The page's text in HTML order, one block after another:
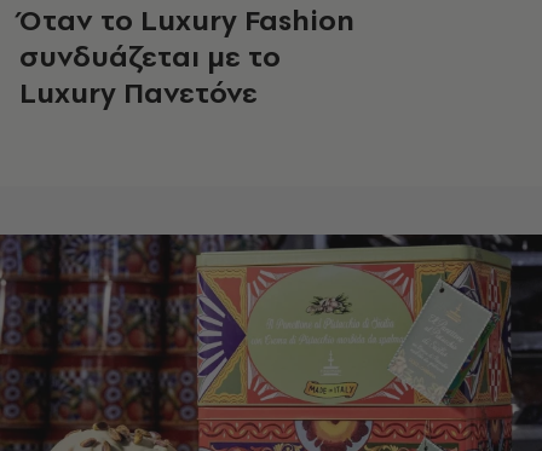
Όταν το Luxury Fashion
συνδυάζεται με το
Luxury Πανετόνε